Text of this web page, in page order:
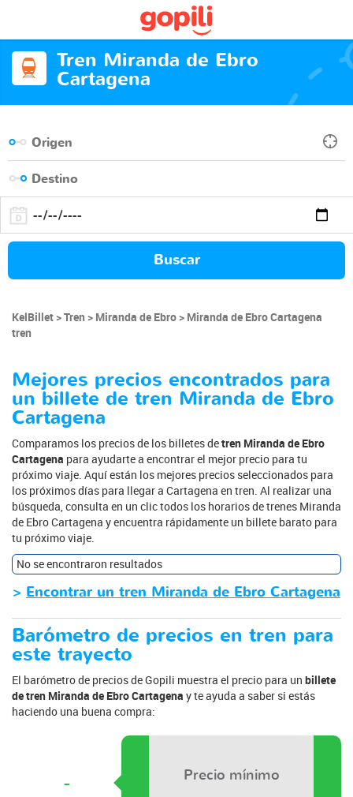
Tren Miranda de Ebro
Cartagena
Buscar
KelBillet Tren Miranda de Ebro
Miranda de Ebro Cartagena
tren
Mejores precios encontrados para
un billete de tren Miranda de Ebro
Cartagena
Comparamos los precios de los billetes detren Miranda de Ebro
Cartagena para ayudarte a encontrar el mejor precio para tu
próximo viaje. Aquí están los mejores precios seleccionados para
los próximos días para llegar a Cartagena en tren. Al realizar una
búsqueda, consulta en un clic todos los horarios de trenes Miranda
de Ebro Cartagena y encuentra rápidamente un billete barato para
tu próximo viaje.
No se encontraron resultados
> Encontrar un tren Miranda de Ebro Cartagena
Barómetro de precios en tren para
este trayecto
El barómetro de precios de Gopili muestra el precio para un billete
de tren Miranda de Ebro Cartagena y te ayuda a saber si estás
haciendo una buena compra:
- Precio mínimo